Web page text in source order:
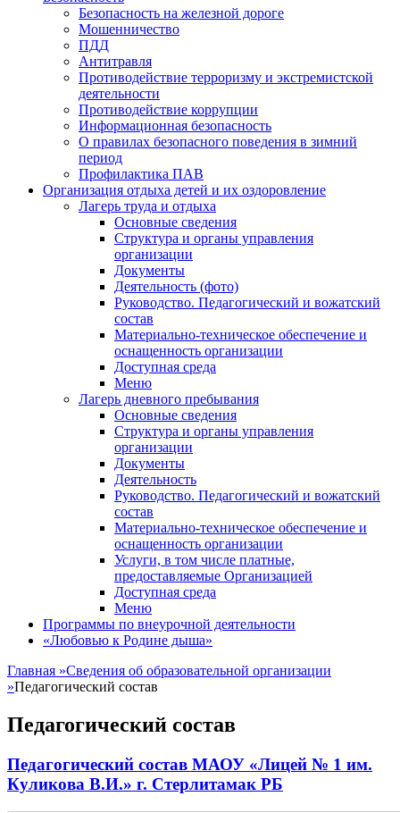
Безопасность на железной дороге
Мошенничество
ПДД
Антитравля
Противодействие терроризму и экстремистской
деятельности
Противодействие коррупции
Информационная безопасность
О правилах безопасного поведения в зимний
период
Профилактика ПАВ
Организация отдыха детей и их оздоровление
Лагерь труда и отдыха
Основные сведения
Структура и органы управления
организации
Документы
Деятельность (фото)
Руководство. Педагогический и вожатский
состав
Материально-техническое обеспечение и
оснащенность организации
Доступная среда
Меню
Лагерь дневного пребывания
Основные сведения
Структура и органы управления
организации
Документы
Деятельность
Руководство. Педагогический и вожатский
состав
Материально-техническое обеспечение и
оснащенность организации
Услуги, в том числе платные,
предоставляемые Организацией
Доступная среда
Меню
Программы по внеурочной деятельности
«Любовью к Родине дыша»
Главная »Сведения об образовательной организации
»Педагогический состав
Педагогический состав
Педагогический состав МАОУ «Лицей № 1 им.
Куликова В.И.» г. Стерлитамак РБ